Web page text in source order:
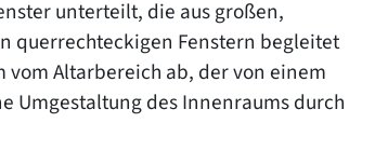
unterteilt, die aus großen,
querrechteckigen Fenstern begleitet
Altarbereich ab, der von einem
Umgestaltung des Innenraums durch